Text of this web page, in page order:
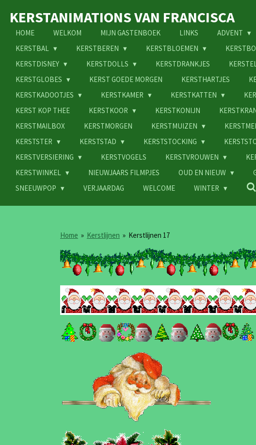
direct
naar
hoofdinhoud
KERSTANIMATIONS VAN FRANCISCA
HOME WELKOM MIJN GASTENBOEK LINKS ADVENT
KERSTBAL
KERSTBEREN KERSTBLOEMEN
KERSTDISNEY
KERSTDOLLS KERSTDRANKJES
KERSTGLOBES
KERST GOEDE MORGEN KERSTHARTJES
KERSTKADOOTJES
KERSTKAMER KERSTKATTEN
KERST KOP THEE
KERSTKOOR KERSTKONIJN
KERSTMAILBOX
KERSTMORGEN KERSTMUIZEN
KERSTSTER
KERSTSTAD KERSTSTOCKING
KERSTVERSIERING
KERSTVOGELS KERSTVROUWEN
KERSTWINKEL
NIEUWJAARS FILMPJES OUD EN NIEUW
SNEEUWPOP
VERJAARDAG WELCOME WINTER
Home » Kerstlijnen » Kerstlijnen 17